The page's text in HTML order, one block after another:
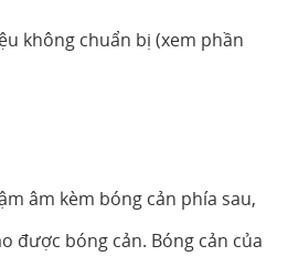
không chuẩn bị (xem phần
âm kèm bóng cản phía sau,
được bóng cản. Bóng cản của